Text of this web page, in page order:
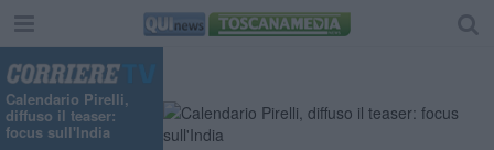
Calendario Pirelli,
diffuso il teaser:
focus sull'India